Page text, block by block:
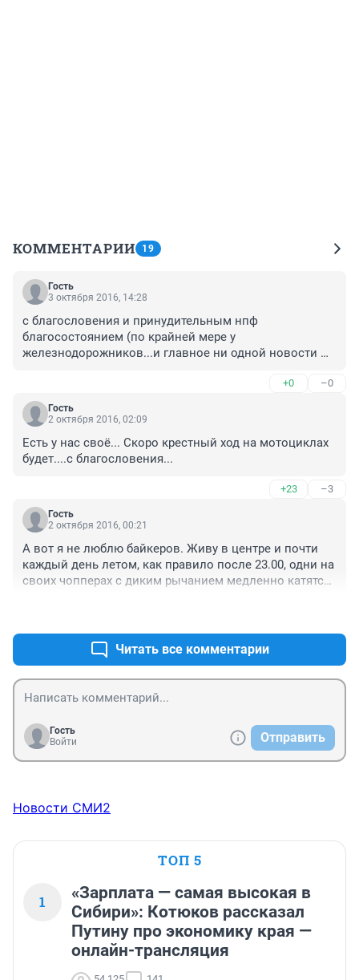
КОММЕНТАРИИ 19
Гость
3 октября 2016, 14:28
с благословения и принудительным нпф
благосостоянием (по крайней мере у
железнодорожников...и главное ни одной новости
+0 –0
Гость
2 октября 2016, 02:09
Есть у нас своё... Скоро крестный ход на мотоциклах
будет....с благословения...
+23 –3
Гость
2 октября 2016, 00:21
А вот я не люблю байкеров. Живу в центре и почти
каждый день летом, как правило после 23.00, одни на
своих чопперах с диким рычанием медленно катятся
Читать все комментарии
Гость
Войти
Отправить
Новости СМИ2
ТОП 5
1
«Зарплата — самая высокая в
Сибири»: Котюков рассказал
Путину про экономику края —
онлайн-трансляция